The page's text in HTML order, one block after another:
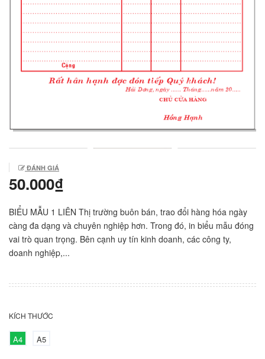
ĐÁNH GIÁ
50.000₫
BIỂU MẪU 1 LIÊN Thị trường buôn bán, trao đổi hàng hóa ngày
càng đa dạng và chuyên nghiệp hơn. Trong đó, in biểu mẫu đóng
vai trò quan trọng. Bên cạnh uy tín kinh doanh, các công ty,
doanh nghiệp,...
KÍCH THƯỚC
A4 A5